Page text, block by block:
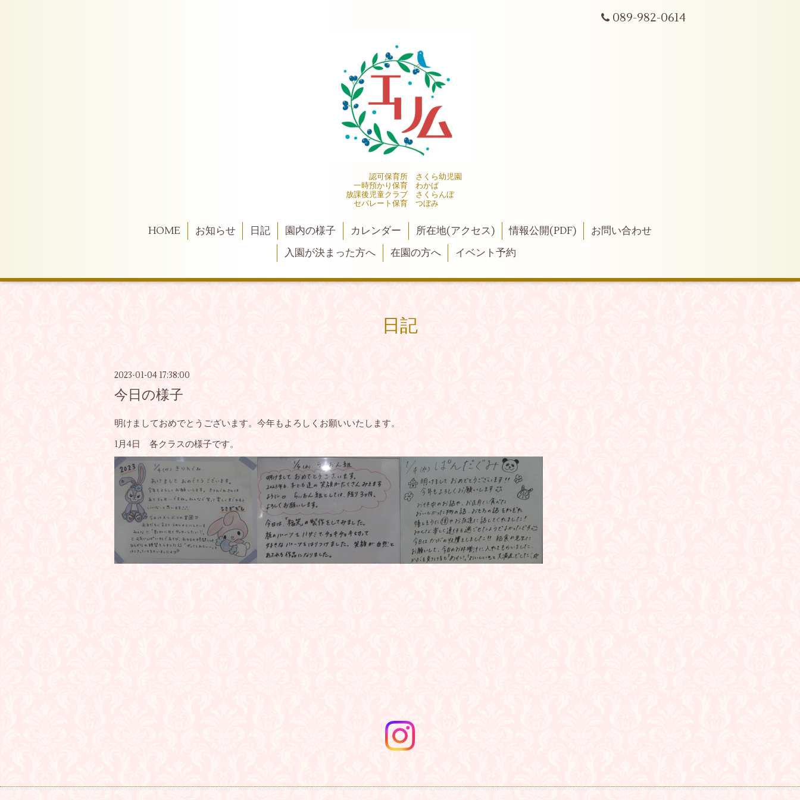
089-982-0614
認可保育所 さくら幼児園
一時預かり保育 わかば
放課後児童クラブ さくらんぼ
セパレート保育 つぼみ
HOME お知らせ 日記 園内の様子 カレンダー 所在地(アクセス) 情報公開(PDF)
お問い合わせ
入園が決まった方へ
在園の方へ イベント予約
日記
2023-01-04 17:38:00
今日の様子
明けましておめでとうございます。今年もよろしくお願いいたします。
1月4日 各クラスの様子です。